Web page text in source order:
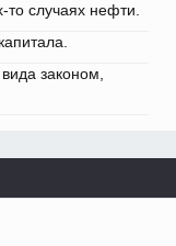
случаях нефти.
законом,